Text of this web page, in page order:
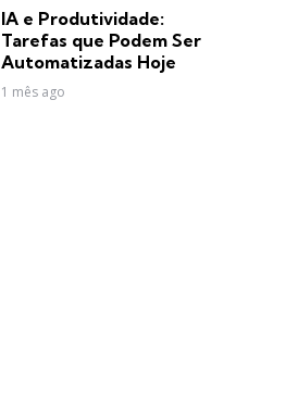
IA e Produtividade:
Tarefas que Podem Ser
Automatizadas Hoje
1 mês ago